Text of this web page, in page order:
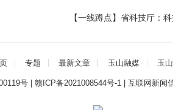
【一线蹲点】省科技厅：
专题 最新文章 玉山融媒 玉
号 赣ICP备2021008544号-1 互联网新闻